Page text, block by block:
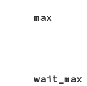
max
wait_max